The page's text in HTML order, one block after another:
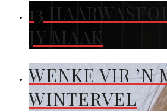
13
JY MAAK
WENKE VIR ’N
WINTERVEL